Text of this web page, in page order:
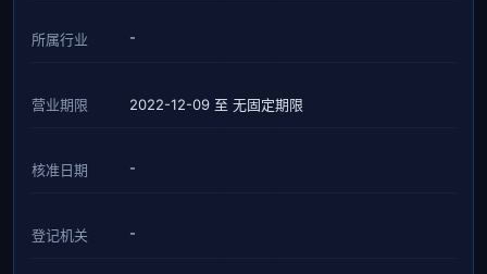
所属行业 -
营业期限 2022-12-09 至 无固定期限
核准日期 -
登记机关 -